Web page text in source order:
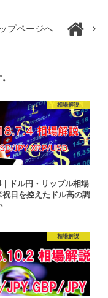
プページへ
相場解説
ドル円・リップル相場
日を控えたドル高の調
相場解説